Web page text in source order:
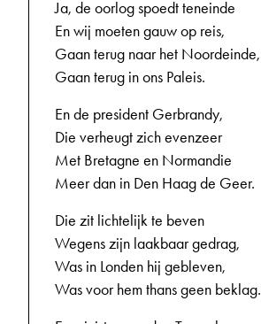
02-09-1944, 2e
Ja, de oorlog spoedt teneinde
En wij moeten gauw op reis,
Gaan terug naar het Noordeinde,
Gaan terug in ons Paleis.
En de president Gerbrandy,
Die verheugt zich evenzeer
Met Bretagne en Normandie
Meer dan in Den Haag de Geer.
Die zit lichtelijk te beven
Wegens zijn laakbaar gedrag,
Was in Londen hij gebleven,
Was voor hem thans geen beklag.